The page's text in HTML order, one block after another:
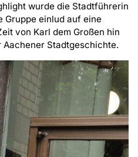
wurde die Stadtführerin
Gruppe einlud auf eine
von Karl dem Großen hin
Aachener Stadtgeschichte.